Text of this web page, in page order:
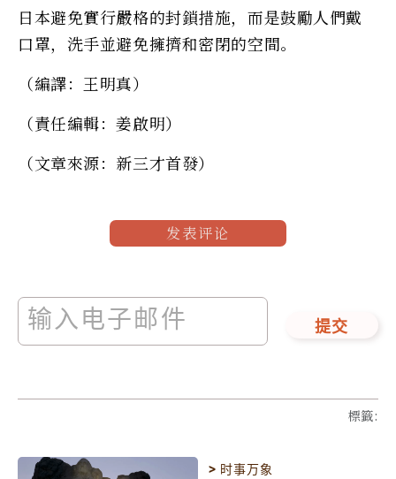
日本避免實行嚴格的封鎖措施，而是鼓勵人們戴
口罩，洗手並避免擁擠和密閉的空間。
（編譯：王明真）
（責任編輯：姜啟明）
（文章來源：新三才首發）
发表评论
提交
標籤:
> 时事万象